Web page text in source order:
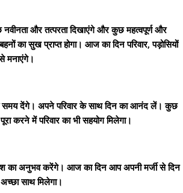
और तत्परता दिखाएंगे और कुछ महत्वपूर्ण और
का सुख प्राप्त होगा। आज का दिन परिवार, पड़ोसियों
मनाएंगे।
समय देंगे। अपने परिवार के साथ दिन का आनंद लें। कुछ
करने में परिवार का भी सहयोग मिलेगा।
का अनुभव करेंगे। आज का दिन आप अपनी मर्जी से दिन
साथ मिलेगा।